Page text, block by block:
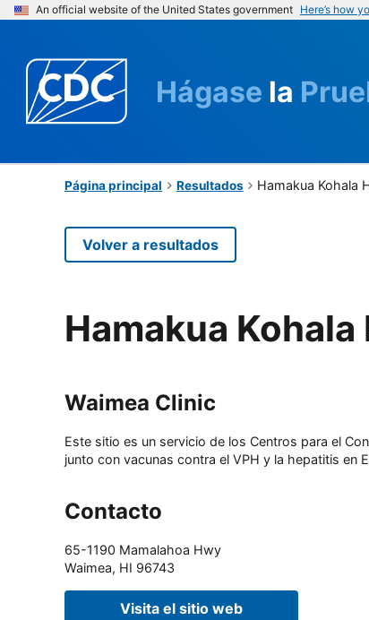
An official website of the United States government Here’s how
Hágase la
Página principal Resultados Hamakua Kohala
Volver a resultados
Hamakua
Waimea Clinic
Este sitio es un servicio de los Centros para el
junto con vacunas contra el VPH y la hepatitis en
Contacto
65-1190 Mamalahoa Hwy
Waimea, HI 96743
Visita el sitio web